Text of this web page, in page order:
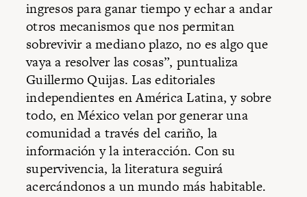
ingresos para ganar tiempo y echar a andar
otros mecanismos que nos permitan
sobrevivir a mediano plazo, no es algo que
vaya a resolver las cosas”, puntualiza
Guillermo Quijas. Las editoriales
independientes en América Latina, y sobre
todo, en México velan por generar una
comunidad a través del cariño, la
información y la interacción. Con su
supervivencia, la literatura seguirá
acercándonos a un mundo más habitable.